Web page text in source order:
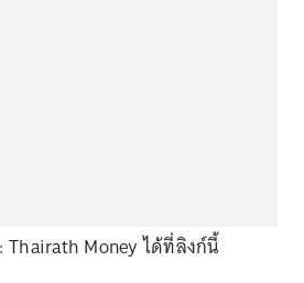
Thairath Money ได้ที่ลิงก์นี้